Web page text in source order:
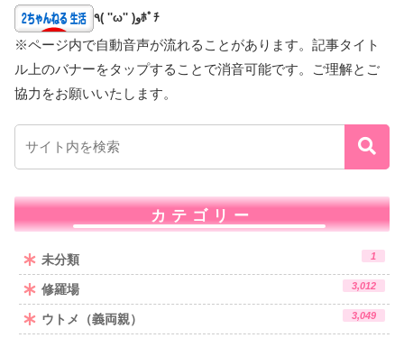
٩( ''ω'' )وﾎﾟﾁ
※ページ内で自動音声が流れることがあります。記事タイト
ル上のバナーをタップすることで消音可能です。ご理解とご
協力をお願いいたします。
カテゴリー
未分類 1
修羅場 3,012
ウトメ（義両親） 3,049